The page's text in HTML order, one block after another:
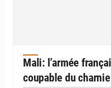
Mali: l’armée
coupable du